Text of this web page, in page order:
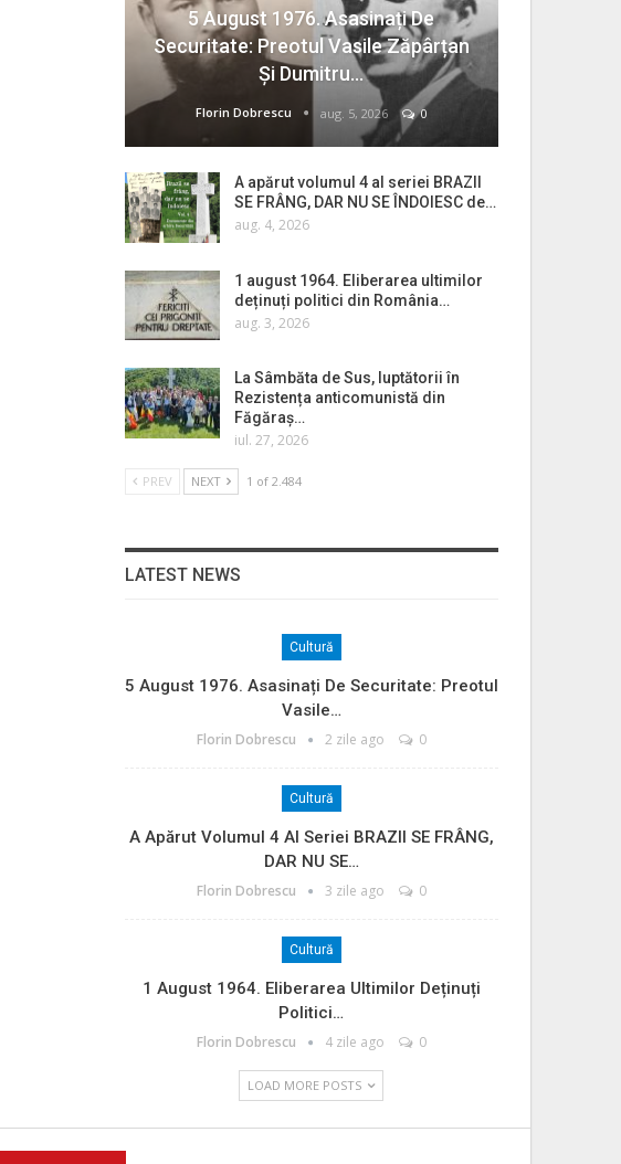
5 August 1976. Asasinați De
Securitate: Preotul Vasile Zăpârțan
Și Dumitru…
Florin Dobrescu aug. 5, 2026 0
A apărut volumul 4 al seriei BRAZII
SE FRÂNG, DAR NU SE ÎNDOIESC de…
aug. 4, 2026
1 august 1964. Eliberarea ultimilor
deținuți politici din România…
aug. 3, 2026
La Sâmbăta de Sus, luptătorii în
Rezistența anticomunistă din
Făgăraș…
iul. 27, 2026
PREV NEXT 1 of 2.484
LATEST NEWS
Cultură
5 August 1976. Asasinați De Securitate: Preotul
Vasile…
Florin Dobrescu 2 zile ago 0
Cultură
A Apărut Volumul 4 Al Seriei BRAZII SE FRÂNG,
DAR NU SE…
Florin Dobrescu 3 zile ago 0
Cultură
1 August 1964. Eliberarea Ultimilor Deținuți
Politici…
Florin Dobrescu 4 zile ago 0
LOAD MORE POSTS